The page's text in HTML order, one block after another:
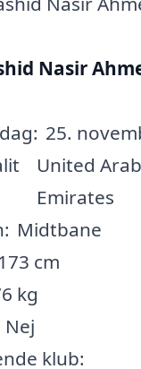
Nasir
25.
United Arab
Emirates
Midtbane
173 cm
kg
Nej
klub: